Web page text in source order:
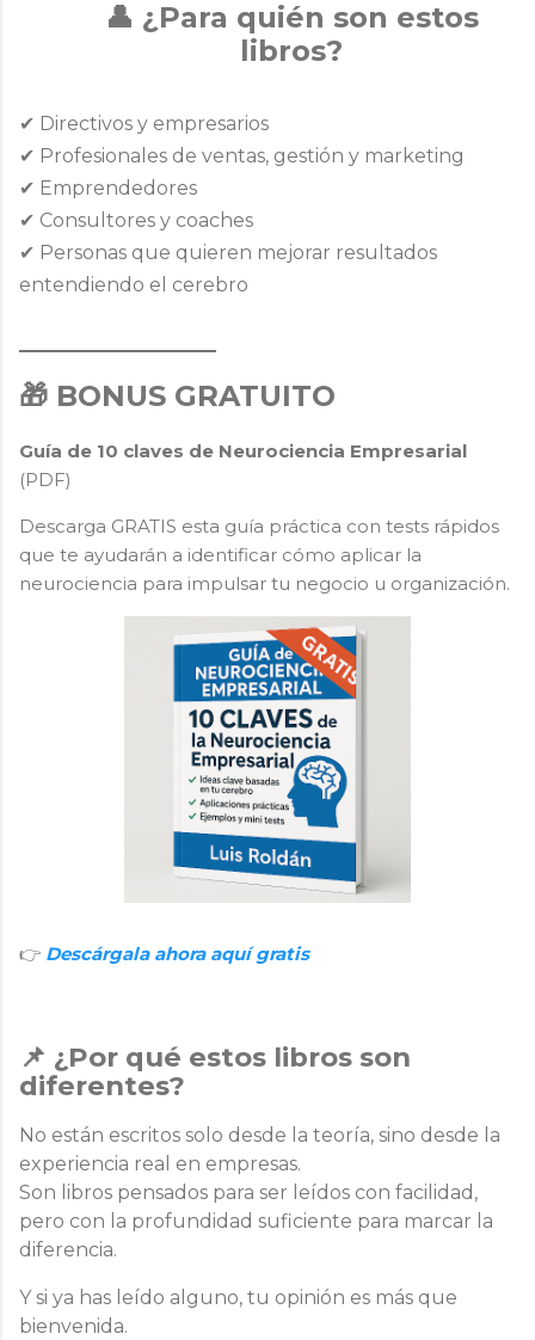
👤 ¿Para quién son estos
libros?
✔ Directivos y empresarios
✔ Profesionales de ventas, gestión y marketing
✔ Emprendedores
✔ Consultores y coaches
✔ Personas que quieren mejorar resultados
entendiendo el cerebro
🎁 BONUS GRATUITO
Guía de 10 claves de Neurociencia Empresarial
(PDF)
Descarga GRATIS esta guía práctica con tests rápidos
que te ayudarán a identificar cómo aplicar la
neurociencia para impulsar tu negocio u organización.
👉 Descárgala ahora aquí gratis
📌 ¿Por qué estos libros son
diferentes?
No están escritos solo desde la teoría, sino desde la
experiencia real en empresas.
Son libros pensados para ser leídos con facilidad ,
pero con la profundidad suficiente para marcar la
diferencia.
Y si ya has leído alguno, tu opinión es más que
bienvenida.